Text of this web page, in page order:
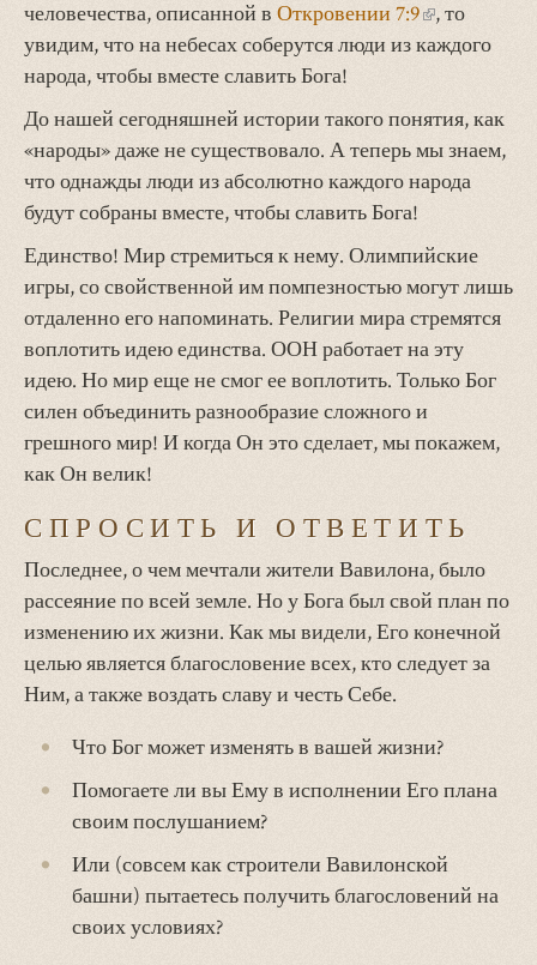
человечества, описанной в Откровении 7:9(внешняя
ссылка)
, то
увидим, что на небесах соберутся люди из каждого
народа, чтобы вместе славить Бога!
До нашей сегодняшней истории такого понятия, как
«народы» даже не существовало. А теперь мы знаем,
что однажды люди из абсолютно каждого народа
будут собраны вместе, чтобы славить Бога!
Единство! Мир стремиться к нему. Олимпийские
игры, со свойственной им помпезностью могут лишь
отдаленно его напоминать. Религии мира стремятся
воплотить идею единства. ООН работает на эту
идею. Но мир еще не смог ее воплотить. Только Бог
силен объединить разнообразие сложного и
грешного мир! И когда Он это сделает, мы покажем,
как Он велик!
СПРОСИТЬ И ОТВЕТИТЬ
Последнее, о чем мечтали жители Вавилона, было
рассеяние по всей земле. Но у Бога был свой план по
изменению их жизни. Как мы видели, Его конечной
целью является благословение всех, кто следует за
Ним, а также воздать славу и честь Себе.
Что Бог может изменять в вашей жизни?
Помогаете ли вы Ему в исполнении Его плана
своим послушанием?
Или (совсем как строители Вавилонской
башни) пытаетесь получить благословений на
своих условиях?